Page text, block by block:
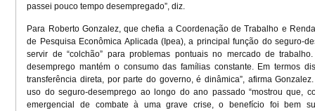
passei pouco tempo desempregado”, diz.
Para Roberto Gonzalez, que chefia a Coordenação de Trabalho e
de Pesquisa Econômica Aplicada (Ipea), a principal função do seguro-
servir de “colchão” para problemas pontuais no mercado de trabalho.
desemprego mantém o consumo das famílias constante. Em termos
transferência direta, por parte do governo, é dinâmica”, afirma
uso do seguro-desemprego ao longo do ano passado “mostrou que,
emergencial de combate à uma grave crise, o benefício foi bem